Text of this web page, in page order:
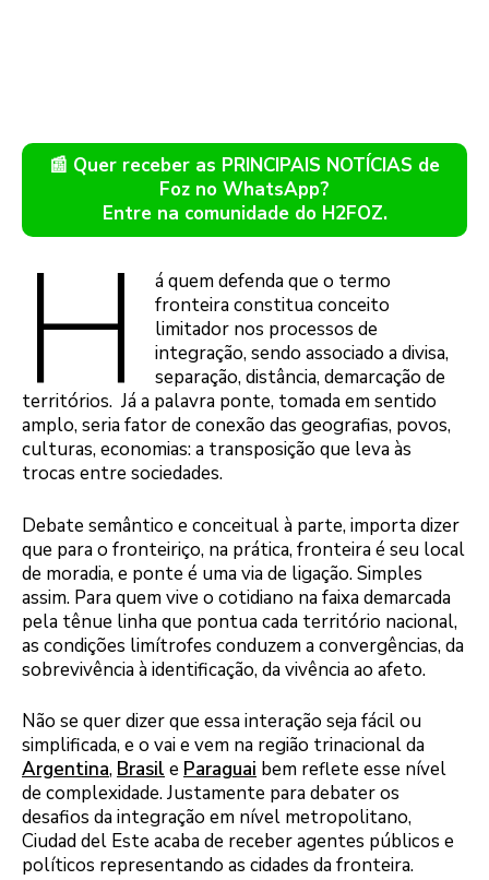
📰 Quer receber as PRINCIPAIS NOTÍCIAS de
Foz no WhatsApp?
Entre na comunidade do H2FOZ.
H
á quem defenda que o termo
fronteira constitua conceito
limitador nos processos de
integração, sendo associado a divisa,
separação, distância, demarcação de
territórios. Já a palavra ponte, tomada em sentido
amplo, seria fator de conexão das geografias, povos,
culturas, economias: a transposição que leva às
trocas entre sociedades.
Debate semântico e conceitual à parte, importa dizer
que para o fronteiriço, na prática, fronteira é seu local
de moradia, e ponte é uma via de ligação. Simples
assim. Para quem vive o cotidiano na faixa demarcada
pela tênue linha que pontua cada território nacional,
as condições limítrofes conduzem a convergências, da
sobrevivência à identificação, da vivência ao afeto.
Não se quer dizer que essa interação seja fácil ou
simplificada, e o vai e vem na região trinacional da
Argentina, Brasil e Paraguai bem reflete esse nível
de complexidade. Justamente para debater os
desafios da integração em nível metropolitano,
Ciudad del Este acaba de receber agentes públicos e
políticos representando as cidades da fronteira.